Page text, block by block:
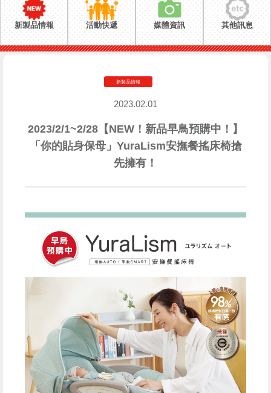
新製品情報 活動快遞 媒體資訊 其他訊息
新製品情報
2023.02.01
2023/2/1~2/28【NEW！新品早鳥預購中！】
「你的貼身保母」YuraLism安撫餐搖床椅搶
先擁有！